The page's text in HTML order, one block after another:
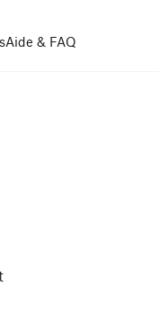
Aide & FAQ